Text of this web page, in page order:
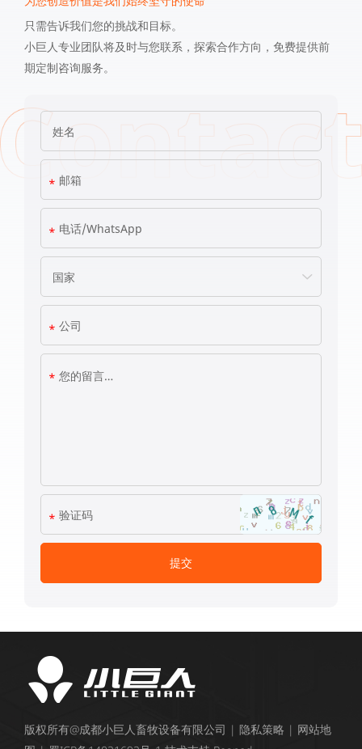
只需告诉我们您的挑战和目标。
小巨人专业团队将及时与您联系，探索合作方向，免费提供前
期定制咨询服务。
版权所有@成都小巨人畜牧设备有限公司 | 隐私策略 | 网站地